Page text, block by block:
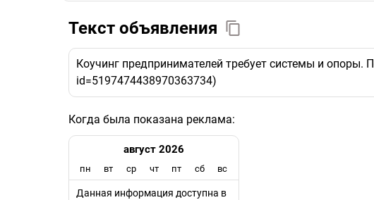
Текст объявления
Коучинг предпринимателей требует системы и опоры.
id=5197474438970363734)
Когда была показана реклама:
август 2026
пн вт ср чт пт сб вс
Данная информация доступна в